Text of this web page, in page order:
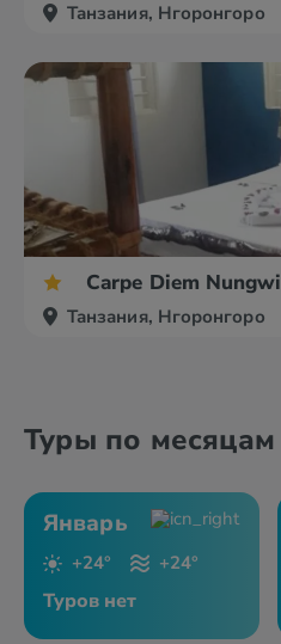
Танзания, Нгоронгоро
Carpe Diem Nungwi
Танзания, Нгоронгоро
Туры по месяцам
Январь
+24° +24°
Туров нет